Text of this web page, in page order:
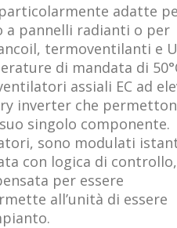
adatte
a pannelli radianti o per
termoventilanti e
di mandata di
assiali EC ad
inverter che
singolo componente.
sono modulati
con logica di controllo,
per essere
all’unità di essere